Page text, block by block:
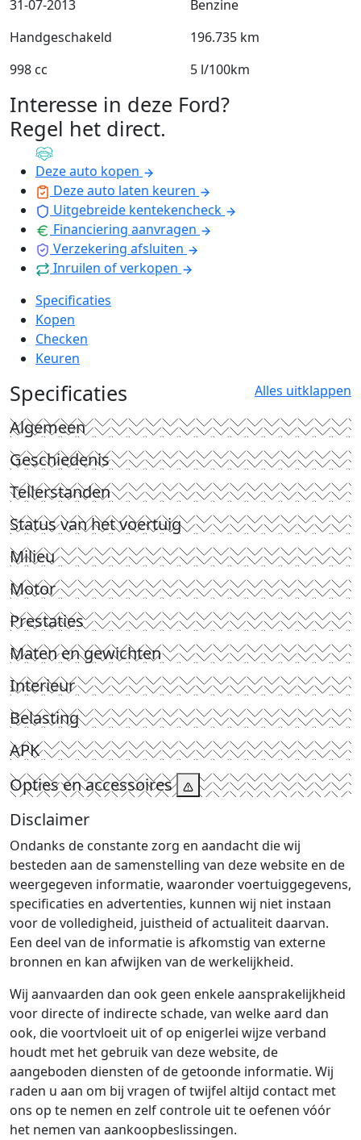
31-07-2013
Benzine
Handgeschakeld
196.735 km
998 cc
5 l/100km
Interesse in deze Ford?
Regel het direct.
Deze auto kopen
Deze auto laten keuren
Uitgebreide kentekencheck
Financiering aanvragen
Verzekering afsluiten
Inruilen of verkopen
Specificaties
Kopen
Checken
Keuren
Specificaties Alles uitklappen
Algemeen
Geschiedenis
Tellerstanden
Status van het voertuig
Milieu
Motor
Prestaties
Maten en gewichten
Interieur
Belasting
APK
Opties en accessoires
Disclaimer
Ondanks de constante zorg en aandacht die wij
besteden aan de samenstelling van deze website en de
weergegeven informatie, waaronder voertuiggegevens,
specificaties en advertenties, kunnen wij niet instaan
voor de volledigheid, juistheid of actualiteit daarvan.
Een deel van de informatie is afkomstig van externe
bronnen en kan afwijken van de werkelijkheid.
Wij aanvaarden dan ook geen enkele aansprakelijkheid
voor directe of indirecte schade, van welke aard dan
ook, die voortvloeit uit of op enigerlei wijze verband
houdt met het gebruik van deze website, de
aangeboden diensten of de getoonde informatie. Wij
raden u aan om bij vragen of twijfel altijd contact met
ons op te nemen en zelf controle uit te oefenen vóór
het nemen van aankoopbeslissingen.